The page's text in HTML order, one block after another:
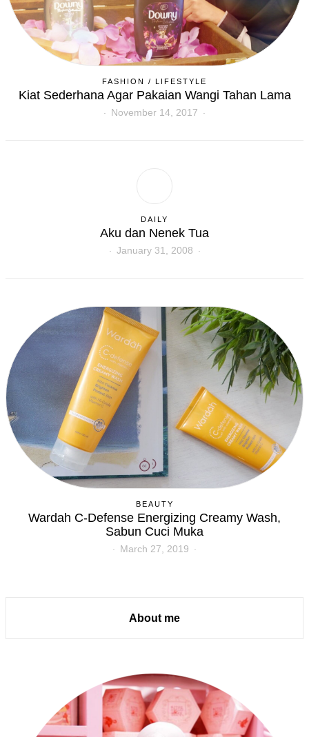
FASHION / LIFESTYLE
Kiat Sederhana Agar Pakaian Wangi Tahan Lama
November 14, 2017
DAILY
Aku dan Nenek Tua
January 31, 2008
BEAUTY
Wardah C-Defense Energizing Creamy Wash,
Sabun Cuci Muka
March 27, 2019
About me